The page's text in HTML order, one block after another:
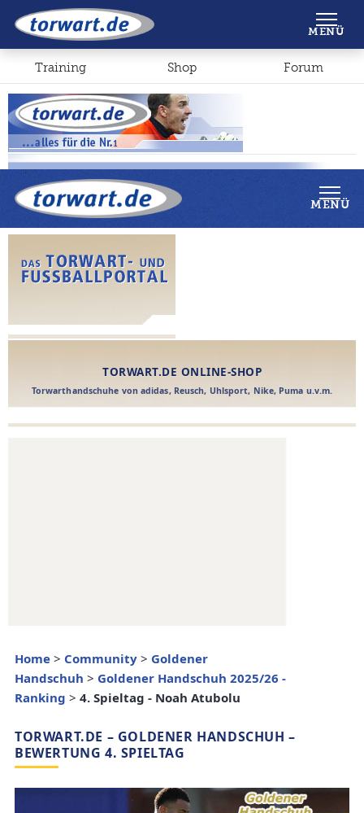
Shop Forum
MENÜ
Home > Community > Goldener
Handschuh > Goldener Handschuh 2025/26 -
Ranking > 4. Spieltag - Noah Atubolu
TORWART.DE – GOLDENER HANDSCHUH –
BEWERTUNG 4. SPIELTAG